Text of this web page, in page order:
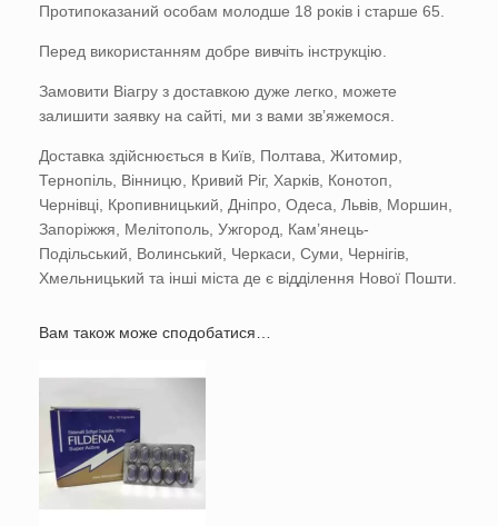
Протипоказаний особам молодше 18 років і старше 65.
Перед використанням добре вивчіть інструкцію.
Замовити Віагру з доставкою дуже легко, можете
залишити заявку на сайті, ми з вами зв’яжемося.
Доставка здійснюється в Київ, Полтава, Житомир,
Тернопіль, Вінницю, Кривий Ріг, Харків, Конотоп,
Чернівці, Кропивницький, Дніпро, Одеса, Львів, Моршин,
Запоріжжя, Мелітополь, Ужгород, Кам’янець-
Подільський, Волинський, Черкаси, Суми, Чернігів,
Хмельницький та інші міста де є відділення Нової Пошти.
Вам також може сподобатися…